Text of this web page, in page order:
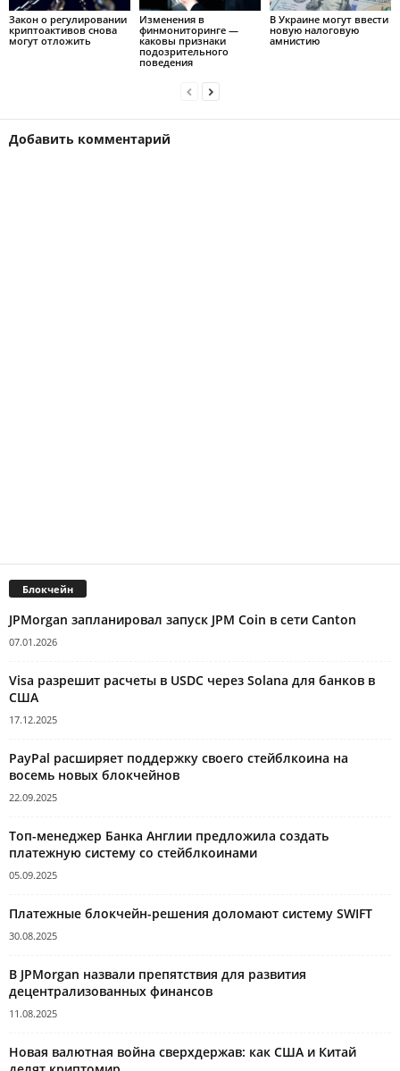
Закон о регулировании
криптоактивов снова
могут отложить
Изменения в
финмониторинге —
каковы признаки
подозрительного
поведения
В Украине могут ввести
новую налоговую
амнистию
Добавить комментарий
Блокчейн
JPMorgan запланировал запуск JPM Coin в сети Canton
07.01.2026
Visa разрешит расчеты в USDC через Solana для банков в
США
17.12.2025
PayPal расширяет поддержку своего стейблкоина на
восемь новых блокчейнов
22.09.2025
Топ-менеджер Банка Англии предложила создать
платежную систему со стейблкоинами
05.09.2025
Платежные блокчейн-решения доломают систему SWIFT
30.08.2025
В JPMorgan назвали препятствия для развития
децентрализованных финансов
11.08.2025
Новая валютная война сверхдержав: как США и Китай